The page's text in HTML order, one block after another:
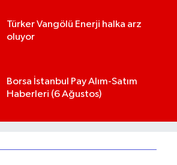
Türker Vangölü Enerji halka arz
oluyor
Borsa İstanbul Pay Alım-Satım
Haberleri (6 Ağustos)